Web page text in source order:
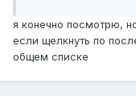
я конечно посмотрю,
если щелкнуть по
общем списке